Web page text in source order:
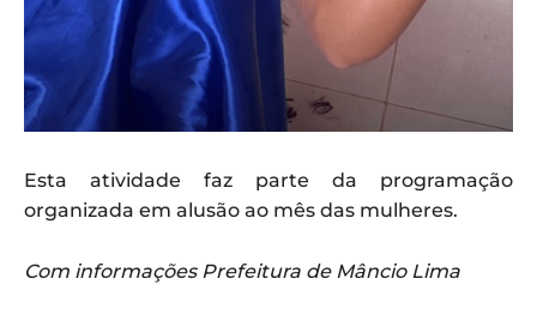
Esta atividade faz parte da programação
organizada em alusão ao mês das mulheres.
Com informações Prefeitura de Mâncio Lima